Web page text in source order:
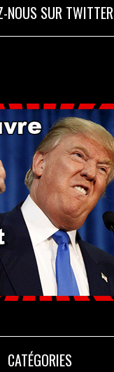
NOUS SUR TWITTER
CATÉGORIES